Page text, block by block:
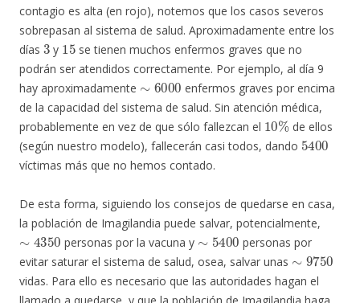
contagio es alta (en rojo), notemos que los casos severos
sobrepasan al sistema de salud. Aproximadamente entre los
días
3
y
15
se tienen muchos enfermos graves que no
podrán ser atendidos correctamente. Por ejemplo, al día 9
hay aproximadamente
∼6000
enfermos graves por encima
de la capacidad del sistema de salud. Sin atención médica,
probablemente en vez de que sólo fallezcan el
10%
de ellos
(según nuestro modelo), fallecerán casi todos, dando
5400
víctimas más que no hemos contado.
De esta forma, siguiendo los consejos de quedarse en casa,
la población de Imagilandia puede salvar, potencialmente,
∼ 4350
personas por la vacuna y
∼5400
personas por
evitar saturar el sistema de salud, osea, salvar unas
∼9750
vidas. Para ello es necesario que las autoridades hagan el
llamado a quedarse, y que la población de Imagilandia haga